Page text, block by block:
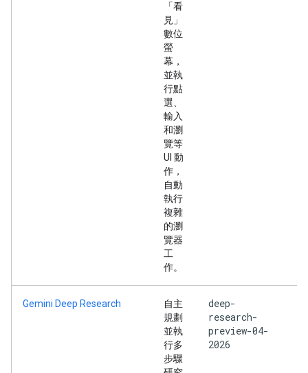
「看
見」
數位
螢
幕，
並執
行點
選、
輸入
和瀏
覽等
UI 動
作，
自動
執行
複雜
的瀏
覽器
工
作。
Gemini Deep Research
自主
規劃
並執
行多
步驟
deep-
research-
preview-04-
2026